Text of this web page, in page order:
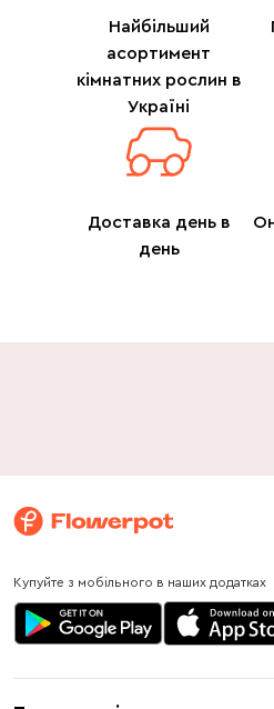
Найбільший
асортимент
кімнатних рослин в
Україні
Доставка день в
день
Купуйте з мобільного в наших додатках